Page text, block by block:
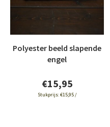
Polyester beeld slapende
engel
€15,95
Stukprijs:€15,95 /